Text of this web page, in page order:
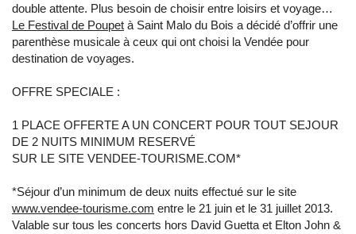
double attente. Plus besoin de choisir entre loisirs et voyage…
Le Festival de Poupet à Saint Malo du Bois a décidé d’offrir une
parenthèse musicale à ceux qui ont choisi la Vendée pour
destination de voyages.
OFFRE SPECIALE :
1 PLACE OFFERTE A UN CONCERT POUR TOUT SEJOUR
DE 2 NUITS MINIMUM RESERVÉ
SUR LE SITE VENDEE-TOURISME.COM*
*Séjour d’un minimum de deux nuits effectué sur le site
www.vendee-tourisme.com entre le 21 juin et le 31 juillet 2013.
Valable sur tous les concerts hors David Guetta et Elton John &